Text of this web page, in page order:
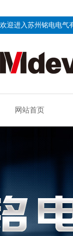
欢迎进入苏州铭电电气
网站首页